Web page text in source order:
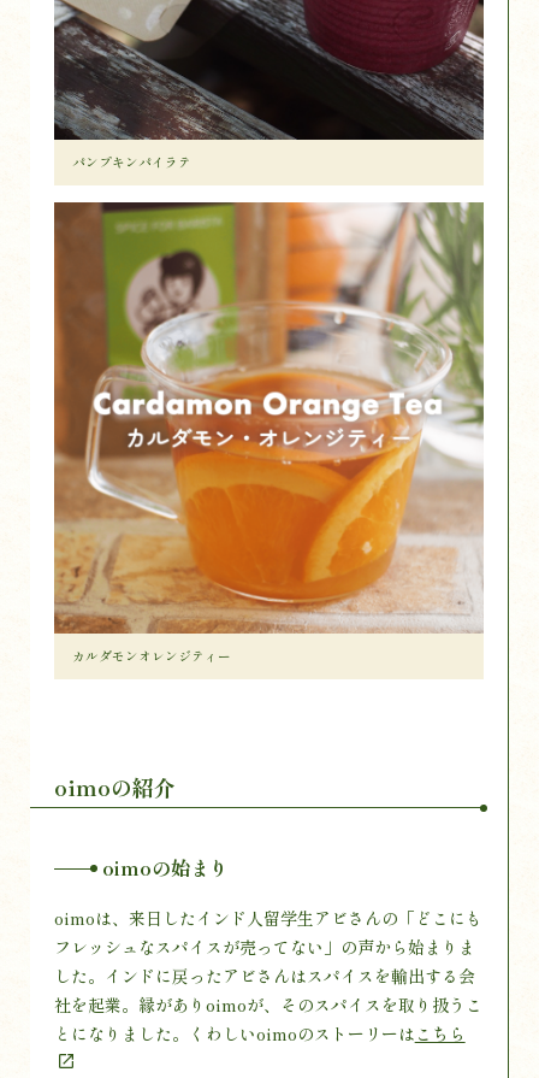
パンプキンパイラテ
カルダモンオレンジティー
oimoの紹介
oimoの始まり
oimoは、来日したインド人留学生アビさんの「どこにも
フレッシュなスパイスが売ってない」の声から始まりま
した。インドに戻ったアビさんはスパイスを輸出する会
社を起業。縁がありoimoが、そのスパイスを取り扱うこ
とになりました。くわしいoimoのストーリーは こちら